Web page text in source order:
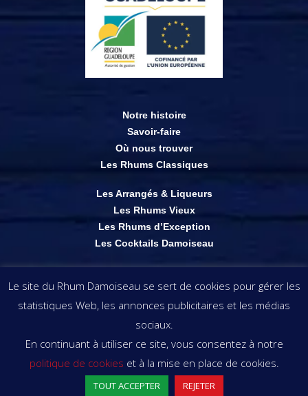
Notre histoire
Savoir-faire
Où nous trouver
Les Rhums Classiques
Les Arrangés & Liqueurs
Les Rhums Vieux
Les Rhums d’Exception
Les Cocktails Damoiseau
Points de vente
Les visuels & informations présents sur ce site demeurent la propriété des
L’ABUS D’ALCOOL EST DANGEREUX POUR LA SANTÉ.
DÉGUSTEZ AVEC MODÉRATION
Le site du Rhum Damoiseau se sert de cookies pour gérer les
statistiques Web, les annonces publicitaires et les médias
sociaux.
En continuant à utiliser ce site, vous consentez à notre
politique de cookies et à la mise en place de cookies.
TOUT ACCEPTER REJETER